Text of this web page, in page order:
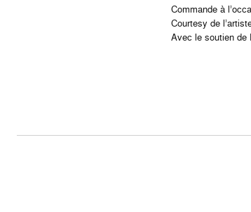
Commande à
Courtesy de
Avec le soutien de